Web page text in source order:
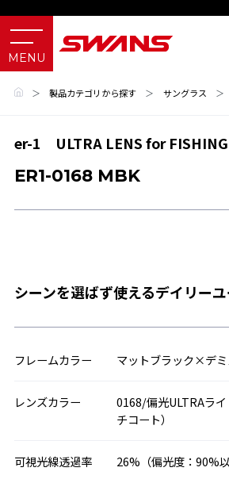
＞ 製品カテゴリから探す ＞ サングラス ＞
er-1 ULTRA LENS for
ER1-0168 MBK
シーンを選ばず使えるデイリー
フレームカラー マットブラック×デ
レンズカラー
0168/偏光ULTRAラ
チコート）
可視光線透過率 26%（偏光度：90%以